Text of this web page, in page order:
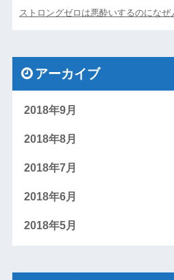
ストロングゼロは悪酔いするのになぜ
アーカイブ
2018年9月
2018年8月
2018年7月
2018年6月
2018年5月